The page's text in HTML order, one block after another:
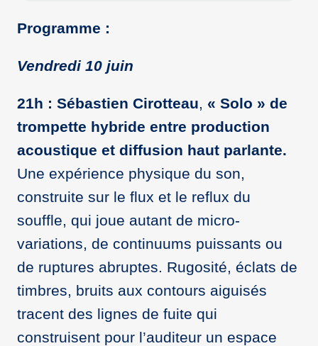
Programme :
Vendredi 10 juin
21h : Sébastien Cirotteau, « Solo » de
trompette hybride entre production
acoustique et diffusion haut parlante.
Une expérience physique du son,
construite sur le flux et le reflux du
souffle, qui joue autant de micro-
variations, de continuums puissants ou
de ruptures abruptes. Rugosité, éclats de
timbres, bruits aux contours aiguisés
tracent des lignes de fuite qui
construisent pour l’auditeur un espace